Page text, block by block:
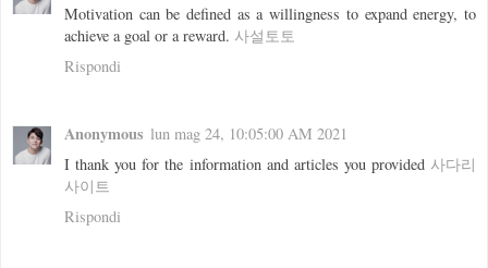
Motivation can be defined as a willingness to expand energy, to
achieve a goal or a reward. 사설토토
Rispondi
Anonymous lun mag 24, 10:05:00 AM 2021
I thank you for the information and articles you provided 사다리
사이트
Rispondi